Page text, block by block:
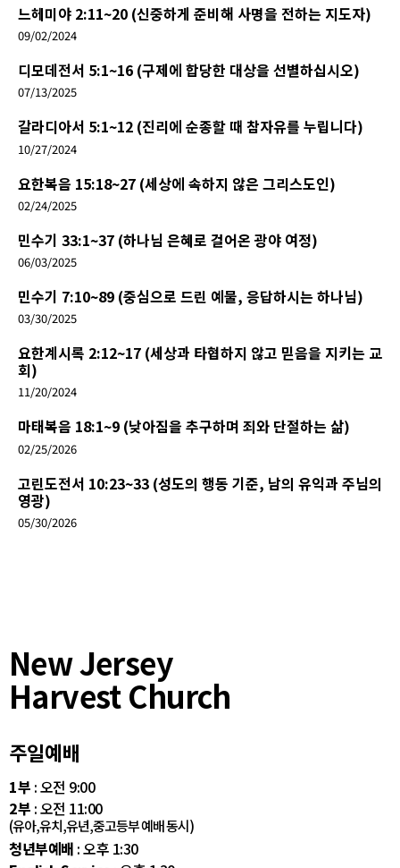
느헤미야 2:11~20 (신중하게 준비해 사명을 전하는 지도자)
09/02/2024
디모데전서 5:1~16 (구제에 합당한 대상을 선별하십시오)
07/13/2025
갈라디아서 5:1~12 (진리에 순종할 때 참자유를 누립니다)
10/27/2024
요한복음 15:18~27 (세상에 속하지 않은 그리스도인)
02/24/2025
민수기 33:1~37 (하나님 은혜로 걸어온 광야 여정)
06/03/2025
민수기 7:10~89 (중심으로 드린 예물, 응답하시는 하나님)
03/30/2025
요한계시록 2:12~17 (세상과 타협하지 않고 믿음을 지키는 교
회)
11/20/2024
마태복음 18:1~9 (낮아짐을 추구하며 죄와 단절하는 삶)
02/25/2026
고린도전서 10:23~33 (성도의 행동 기준, 남의 유익과 주님의
영광)
05/30/2026
New Jersey
Harvest Church
주일예배
1부 : 오전 9:00
2부 : 오전 11:00
(유아,유치,유년,중고등부 예배 동시)
청년부예배 : 오후 1:30